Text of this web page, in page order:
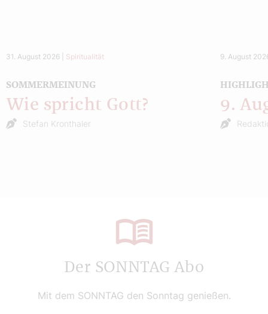
31. August 2026 Spiritualität
SOMMERMEINUNG
Wie spricht Gott?
Stefan Kronthaler
9. August
9.
Der SONNTAG Abo
Mit dem SONNTAG den Sonntag genießen.